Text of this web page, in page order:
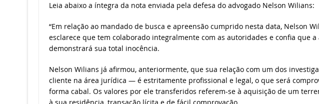
Leia abaixo a íntegra da nota enviada pela defesa do advogado Nelson Wilians:
“Em relação ao mandado de busca e apreensão cumprido nesta data, Nelson
esclarece que tem colaborado integralmente com as autoridades e confia que a
demonstrará sua total inocência.
Nelson Wilians já afirmou, anteriormente, que sua relação com um dos
cliente na área jurídica — é estritamente profissional e legal, o que será
forma cabal. Os valores por ele transferidos referem-se à aquisição de um